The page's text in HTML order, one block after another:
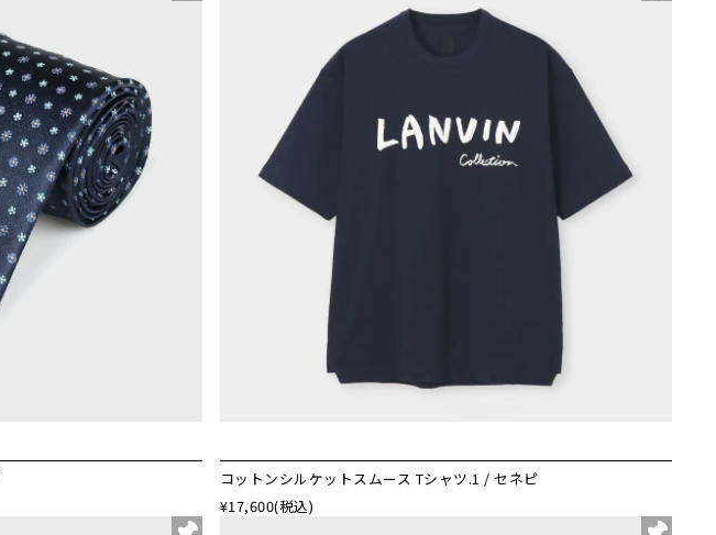
コットンシルケットスムース Tシャツ.1 / セネピ
¥17,600(税込)